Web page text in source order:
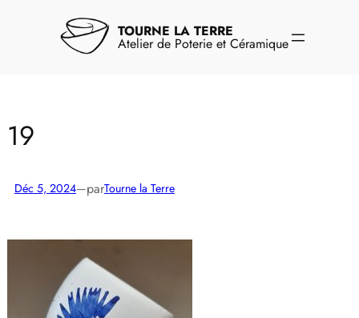
TOURNE LA TERRE
Atelier de Poterie et Céramique
19
Déc 5, 2024—parTourne la Terre